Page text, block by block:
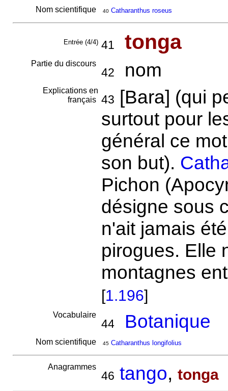
Nom scientifique 40 Catharanthus roseus
Entrée (4/4) 41 tonga
Partie du discours
42 nom
Explications en
français 43 [Bara] (qui
surtout pour
général ce
son but).
Pichon
désigne sous
n'ait jamais
pirogues. Elle
montagnes
[1.196]
Vocabulaire
44 Botanique
Nom scientifique 45 Catharanthus longifolius
Anagrammes
46 tango, tonga